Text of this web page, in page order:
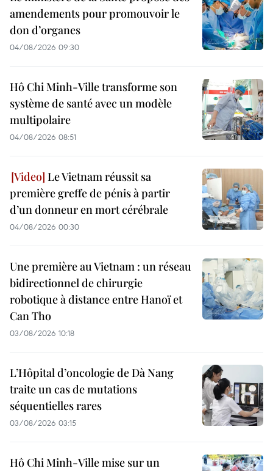
amendements pour promouvoir le
don d’organes
04/08/2026 09:30
Hô Chi Minh-Ville transforme son
système de santé avec un modèle
multipolaire
04/08/2026 08:51
Le Vietnam réussit sa
première greffe de pénis à partir
d’un donneur en mort cérébrale
04/08/2026 00:30
Une première au Vietnam : un réseau
bidirectionnel de chirurgie
robotique à distance entre Hanoï et
Can Tho
03/08/2026 10:18
L’Hôpital d’oncologie de Dà Nang
traite un cas de mutations
séquentielles rares
03/08/2026 03:15
Hô Chi Minh-Ville mise sur un